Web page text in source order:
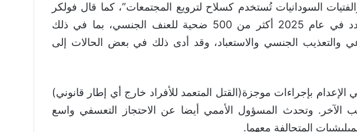
السودانيات تُستخدم كسلاح لترويع المجتمعات”، كما قال فولكر
تورك. وأضاف أن مكتبه حدد في عام 2025 أكثر من 500 ضحية للعنف الجنسي، بما في ذلك
والتعذيب الجنسي والاستعباد، وقد أدى ذلك في بعض الحالات إلى
الإعدام بإجراءات موجزة(القتل المتعمد للأفراد خارج أي إطار قانوني)
الآخر. وتحدث المسؤول الأممي أيضا عن الاحتجاز التعسفي واسع
المتحالفة معهما.